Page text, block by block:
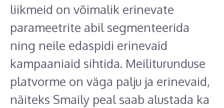
liikmeid on võimalik erinevate
parameetrite abil segmenteerida
ning neile edaspidi erinevaid
kampaaniaid sihtida. Meiliturunduse
platvorme on väga palju ja erinevaid,
näiteks Smaily peal saab alustada ka